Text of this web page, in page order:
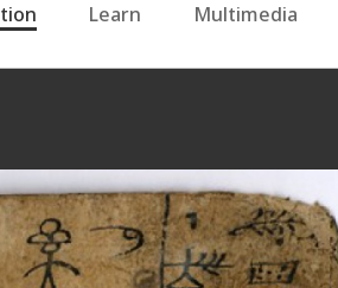
Learn Multimedia